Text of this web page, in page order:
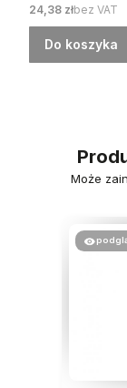
Cena
24,38 złbez VAT
Do koszyka
Może